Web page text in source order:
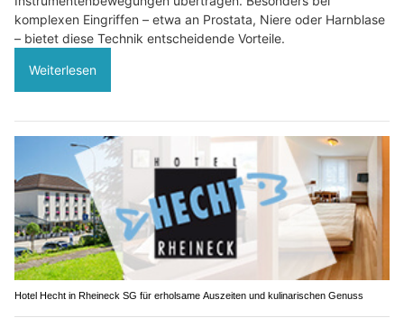
komplexen Eingriffen – etwa an Prostata, Niere oder Harnblase
– bietet diese Technik entscheidende Vorteile.
Weiterlesen
Hotel Hecht in Rheineck SG für erholsame Auszeiten und kulinarischen Genuss